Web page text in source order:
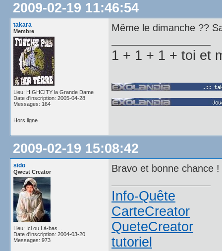
2009-02-19 11:46:54
takara
Membre
Lieu: HIGHCITY la Grande Dame
Date d'inscription: 2005-04-28
Messages: 164
Même le dimanche ??
1 + 1 + 1 + toi et
Hors ligne
2009-02-19 15:08:42
sido
Qwest Creator
Lieu: Ici ou Là-bas...
Date d'inscription: 2004-03-20
Messages: 973
Bravo et bonne chance
Info-Quête
CarteCreator
QueteCreator
tutoriel